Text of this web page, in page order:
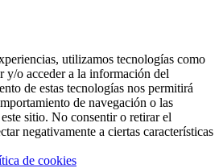
utilizamos tecnologías como
y/o acceder a la información del
de estas tecnologías nos permitirá
de navegación o las
sitio. No consentir o retirar el
negativamente a ciertas características
de cookies